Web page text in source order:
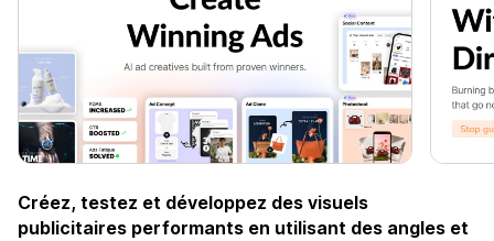
Créez, testez et développez des visuels
publicitaires performants en utilisant des angles et